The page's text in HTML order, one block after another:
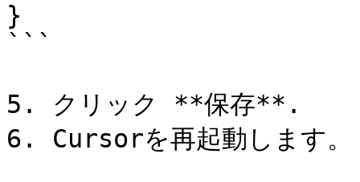
}
```
5. クリック **保存**.
6. Cursorを再起動します。